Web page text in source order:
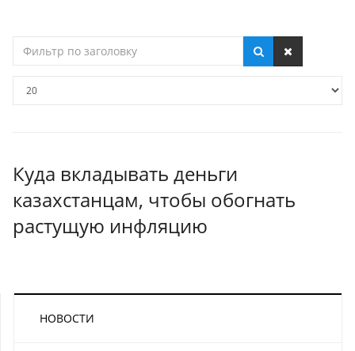
по
Куда вкладывать деньги
казахстанцам, чтобы обогнать
растущую инфляцию
НОВОСТИ